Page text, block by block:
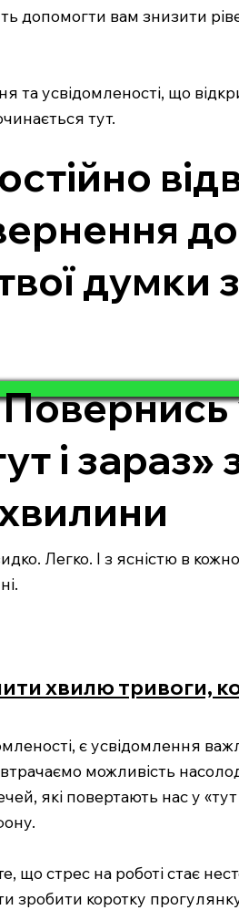
допомогти вам знизити
усвідомленості, що
тут.
до
думки
Повернись
і зараз»
Легко. І з ясністю в
хвилю тривоги,
є усвідомлення
можливість
які повертають нас у
що стрес на роботі стає
коротку